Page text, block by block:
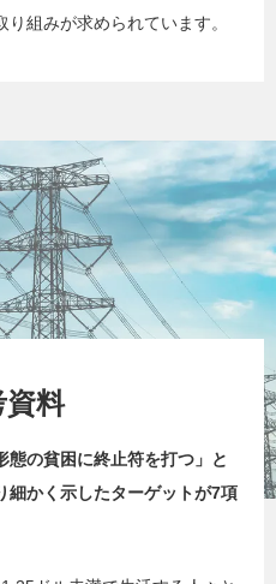
組みが求められています。
資料
態の貧困に終止符を打つ」と
細かく示したターゲットが7項